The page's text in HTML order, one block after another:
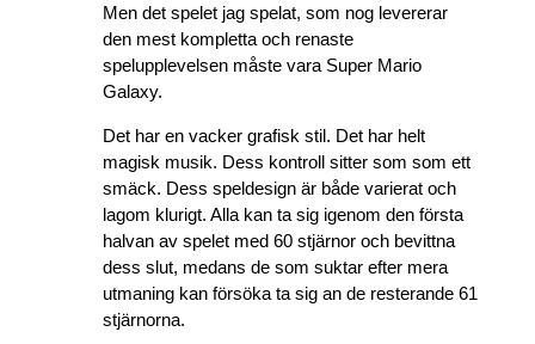
Men det spelet jag spelat, som nog levererar
den mest kompletta och renaste
spelupplevelsen måste vara Super Mario
Galaxy.
Det har en vacker grafisk stil. Det har helt
magisk musik. Dess kontroll sitter som som ett
smäck. Dess speldesign är både varierat och
lagom klurigt. Alla kan ta sig igenom den första
halvan av spelet med 60 stjärnor och bevittna
dess slut, medans de som suktar efter mera
utmaning kan försöka ta sig an de resterande 61
stjärnorna.